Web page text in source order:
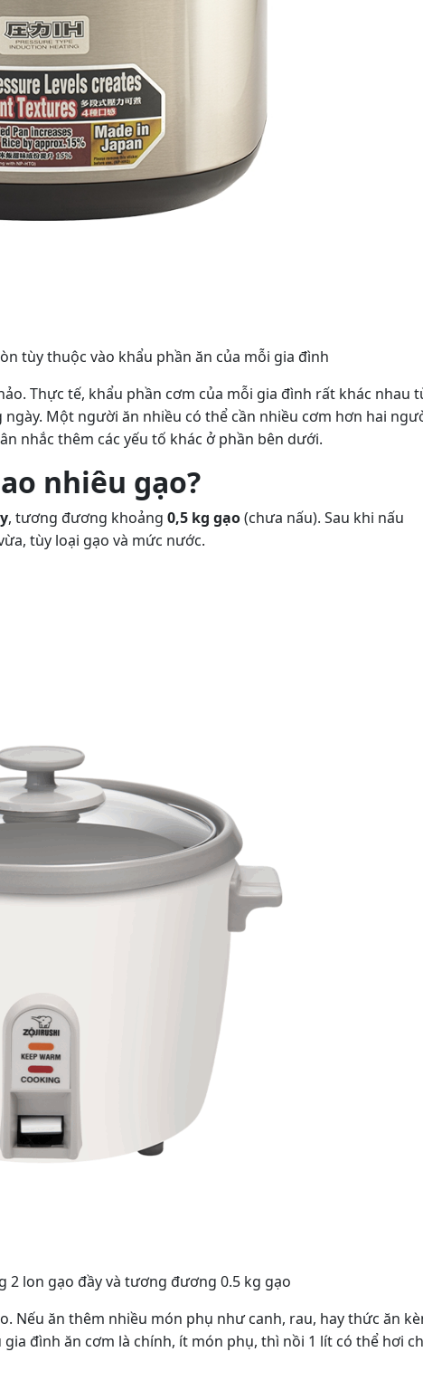
tùy thuộc vào khẩu phần ăn của mỗi gia đình
Thực tế, khẩu phần cơm của mỗi gia đình rất khác nhau
Một người ăn nhiều có thể cần nhiều cơm hơn hai
nhắc thêm các yếu tố khác ở phần bên dưới.
nhiêu gạo?
, tương đương khoảng 0,5 kg gạo(chưa nấu). Sau khi nấu
tùy loại gạo và mức nước.
2 lon gạo đầy và tương đương 0.5 kg gạo
Nếu ăn thêm nhiều món phụ như canh, rau, hay thức ăn
đình ăn cơm là chính, ít món phụ, thì nồi 1 lít có thể hơi